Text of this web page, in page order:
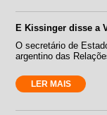
E Kissinger disse a
O secretário de
argentino das
LER MAIS